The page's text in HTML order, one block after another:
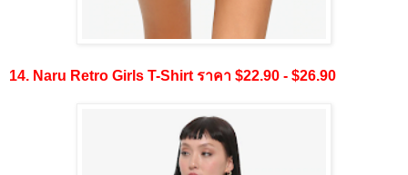
14. Naru Retro Girls T-Shirt ราคา $22.90 - $26.90